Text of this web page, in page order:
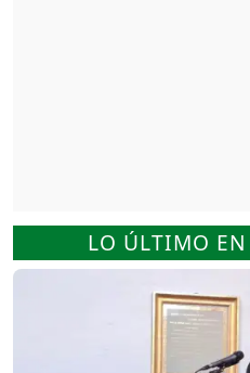
LO ÚLTIMO